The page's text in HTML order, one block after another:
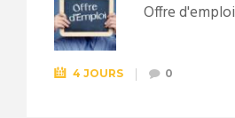
Offre d'emploi
4 JOURS 0